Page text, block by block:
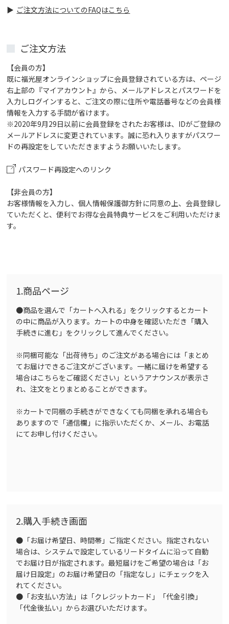
確認のため、お名前、生年月日、電話番号をお知らせ
ください。
ご注文方法についてのFAQはこちら
ご注文方法
【会員の方】
既に福光屋オンラインショップに会員登録されている方は、ページ
右上部の『マイアカウント』から、メールアドレスとパスワードを
入力しログインすると、ご注文の際に住所や電話番号などの会員様
情報を入力する手間が省けます。
※2020年9月29日以前に会員登録をされたお客様は、IDがご登録の
メールアドレスに変更されています。誠に恐れ入りますがパスワー
ドの再設定をしていただきますようお願いいたします。
パスワード再設定へのリンク
【非会員の方】
お客様情報を入力し、個人情報保護御方針に同意の上、会員登録し
ていただくと、便利でお得な会員特典サービスをご利用いただけま
す。
1.商品ページ
●商品を選んで「カートへ入れる」をクリックするとカート
の中に商品が入ります。カートの中身を確認いただき「購入
手続きに進む」をクリックして進んでください。
※同梱可能な「出荷待ち」のご注文がある場合には「まとめ
てお届けできるご注文がございます。一緒に届けを希望する
場合はこちらをご確認ください」というアナウンスが表示さ
れ、注文をとりまとめることができます。
※カートで同梱の手続きができなくても同梱を承れる場合も
ありますので「通信欄」に指示いただくか、メール、お電話
にてお申し付けください。
2.購入手続き画面
●「お届け希望日、時間帯」ご指定ください。指定されない
場合は、システムで設定しているリードタイムに沿って自動
でお届け日が指定されます。最短届けをご希望の場合は「お
届け日設定」のお届け希望日の「指定なし」にチェックを入
れてください。
●「お支払い方法」は「クレジットカード」「代金引換」
「代金後払い」からお選びいただけます。